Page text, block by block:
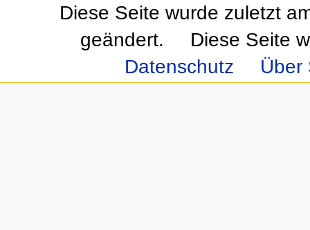
Diese Seite wurde zuletzt
geändert.
Diese Seite
Datenschutz
Über